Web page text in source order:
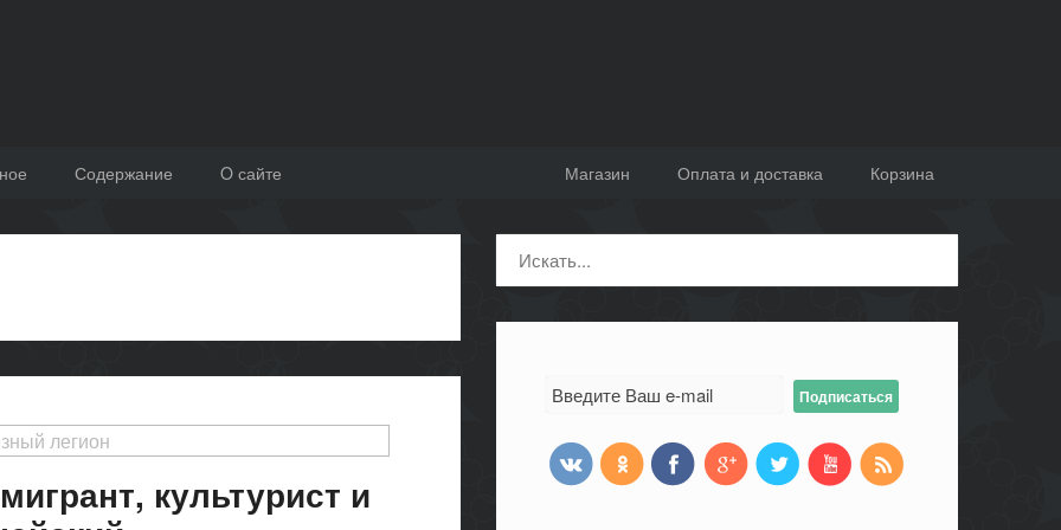
Содержание O сайте Корзина
Оплата и доставка
Магазин
легион
культурист и